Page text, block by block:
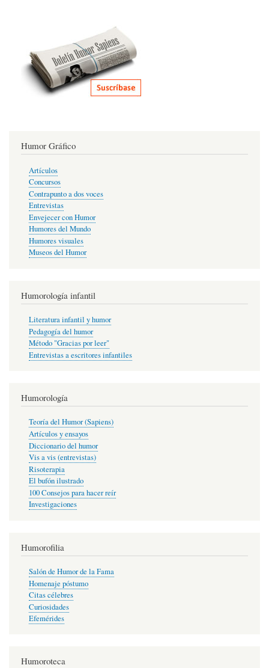
Humor Gráfico
Artículos
Concursos
Contrapunto a dos voces
Entrevistas
Envejecer con Humor
Humores del Mundo
Humores visuales
Museos del Humor
Humorología infantil
Literatura infantil y humor
Pedagogía del humor
Método "Gracias por leer"
Entrevistas a escritores infantiles
Humorología
Teoría del Humor (Sapiens)
Artículos y ensayos
Diccionario del humor
Vis a vis (entrevistas)
Risoterapia
El bufón ilustrado
100 Consejos para hacer reír
Investigaciones
Humorofilia
Salón de Humor de la Fama
Homenaje póstumo
Citas célebres
Curiosidades
Efemérides
Humoroteca